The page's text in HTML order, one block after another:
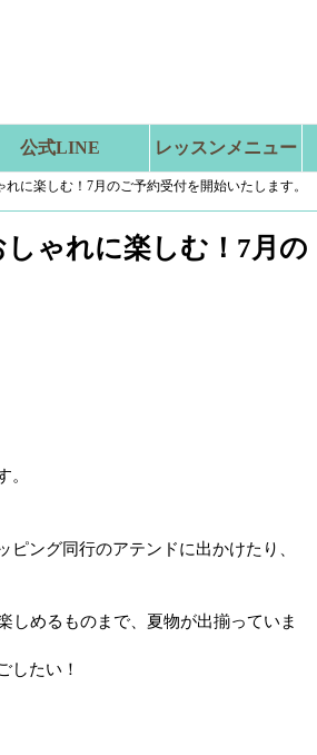
公式LINE レッスンメニュー
れに楽しむ！7月のご予約受付を開始いたします。
しゃれに楽しむ！7月の
。
ング同行のアテンドに出かけたり、
しめるものまで、夏物が出揃っていま
したい！